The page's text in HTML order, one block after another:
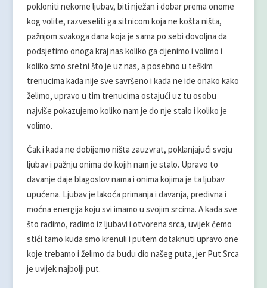
pokloniti nekome ljubav, biti nježan i dobar prema onome
kog volite, razveseliti ga sitnicom koja ne košta ništa,
pažnjom svakoga dana koja je sama po sebi dovoljna da
podsjetimo onoga kraj nas koliko ga cijenimo i volimo i
koliko smo sretni što je uz nas, a posebno u teškim
trenucima kada nije sve savršeno i kada ne ide onako kako
želimo, upravo u tim trenucima ostajući uz tu osobu
najviše pokazujemo koliko nam je do nje stalo i koliko je
volimo.
Čak i kada ne dobijemo ništa zauzvrat, poklanjajući svoju
ljubav i pažnju onima do kojih nam je stalo. Upravo to
davanje daje blagoslov nama i onima kojima je ta ljubav
upućena. Ljubav je lakoća primanja i davanja, predivna i
moćna energija koju svi imamo u svojim srcima. A kada sve
što radimo, radimo iz ljubavi i otvorena srca, uvijek ćemo
stići tamo kuda smo krenuli i putem dotaknuti upravo one
koje trebamo i želimo da budu dio našeg puta, jer Put Srca
je uvijek najbolji put.